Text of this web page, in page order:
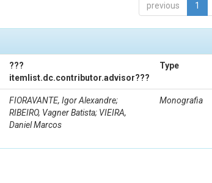
previous 1
???
itemlist.dc.contributor.advisor???
Type
FIORAVANTE, Igor Alexandre;
RIBEIRO, Vagner Batista; VIEIRA,
Daniel Marcos
Monografia